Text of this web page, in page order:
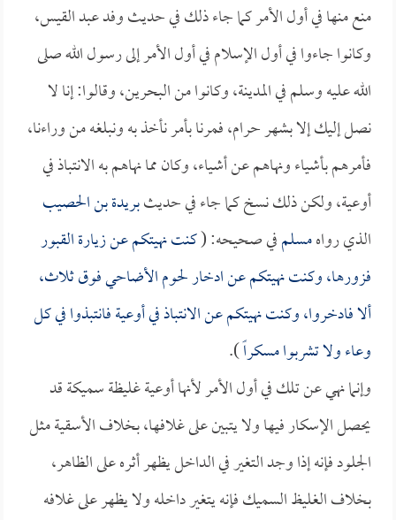
منع منها في أول الأمر كما جاء ذلك في حديث وفد عبد القيس،
وكانوا جاءوا في أول الإسلام في أول الأمر إلى رسول الله صلى
الله عليه وسلم في المدينة، وكانوا من البحرين، وقالوا: إنا لا
نصل إليك إلا بشهر حرام، فمرنا بأمر نأخذ به ونبلغه من وراءنا،
فأمرهم بأشياء ونهاهم عن أشياء، وكان مما نهاهم به الانتباذ في
أوعية، ولكن ذلك نسخ كما جاء في حديثبريدة بن الحصيب
الذي رواهمسلمفي صحيحه: (كنت نهيتكم عن زيارة القبور
فزورها، وكنت نهيتكم عن ادخار لحوم الأضاحي فوق ثلاث،
ألا فادخروا، وكنت نهيتكم عن الانتباذ في أوعية فانتبذوا في كل
وعاء ولا تشربوا مسكراً).
وإنما نهي عن تلك في أول الأمر لأنها أوعية غليظة سميكة قد
يحصل الإسكار فيها ولا يتبين على غلافها، بخلاف الأسقية مثل
الجلود فإنه إذا وجد التغير في الداخل يظهر أثره على الظاهر،
بخلاف الغليظ السميك فإنه يتغير داخله ولا يظهر على غلافه